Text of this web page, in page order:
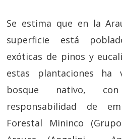
Se estima que en la
superficie está
exóticas de pinos y
estas plantaciones ha
bosque nativo,
responsabilidad de
Forestal Mininco